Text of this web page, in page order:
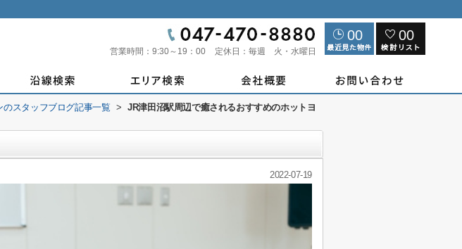
営業時間： 9:30～19：00 定休日： 毎週 火・水曜日
00 00
スタッフブログ記事一覧 >
JR津田沼駅周辺で癒されるおすすめのホットヨ
2022-07-19